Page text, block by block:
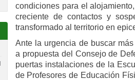
condiciones para el
creciente de contactos y
transformado al territorio en
Ante la urgencia de buscar
a propuesta del Consejo de
puertas instalaciones de la
de Profesores de Educación